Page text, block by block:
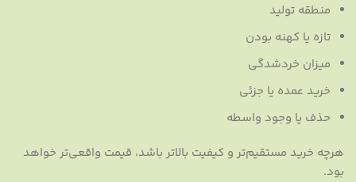
منطقه تولید
تازه یا کهنه بودن
میزان خردشدگی
خرید عمده یا جزئی
حذف یا وجود واسطه
هرچه خرید مستقیم‌تر و کیفیت بالاتر باشد، قیمت واقعی‌تر خواهد
بود.